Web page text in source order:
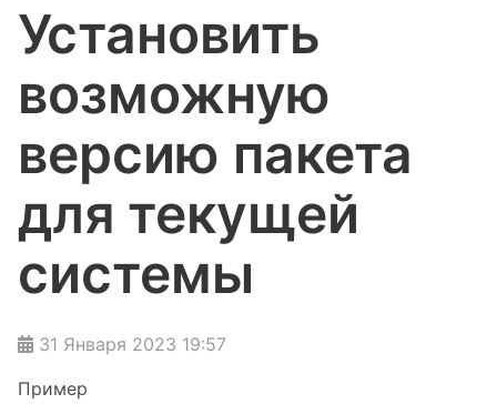
Установить
возможную
версию пакета
для текущей
системы
31 Января 2023 19:57
Пример